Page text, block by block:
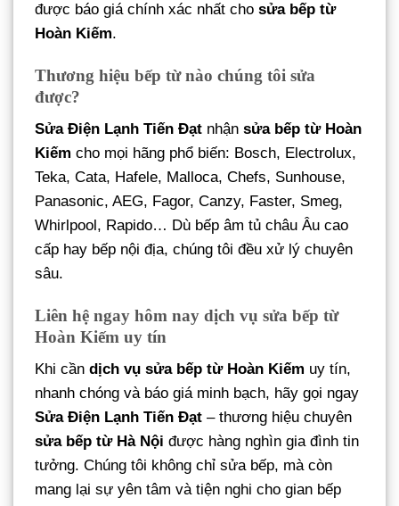
được báo giá chính xác nhất cho sửa bếp từ
Hoàn Kiếm.
Thương hiệu bếp từ nào chúng tôi sửa
được?
Sửa Điện Lạnh Tiến Đạt nhận sửa bếp từ Hoàn
Kiếm cho mọi hãng phổ biến: Bosch, Electrolux,
Teka, Cata, Hafele, Malloca, Chefs, Sunhouse,
Panasonic, AEG, Fagor, Canzy, Faster, Smeg,
Whirlpool, Rapido… Dù bếp âm tủ châu Âu cao
cấp hay bếp nội địa, chúng tôi đều xử lý chuyên
sâu.
Liên hệ ngay hôm nay dịch vụ sửa bếp từ
Hoàn Kiếm uy tín
Khi cần dịch vụ sửa bếp từ Hoàn Kiếm uy tín,
nhanh chóng và báo giá minh bạch, hãy gọi ngay
Sửa Điện Lạnh Tiến Đạt – thương hiệu chuyên
sửa bếp từ Hà Nội được hàng nghìn gia đình tin
tưởng. Chúng tôi không chỉ sửa bếp, mà còn
mang lại sự yên tâm và tiện nghi cho gian bếp